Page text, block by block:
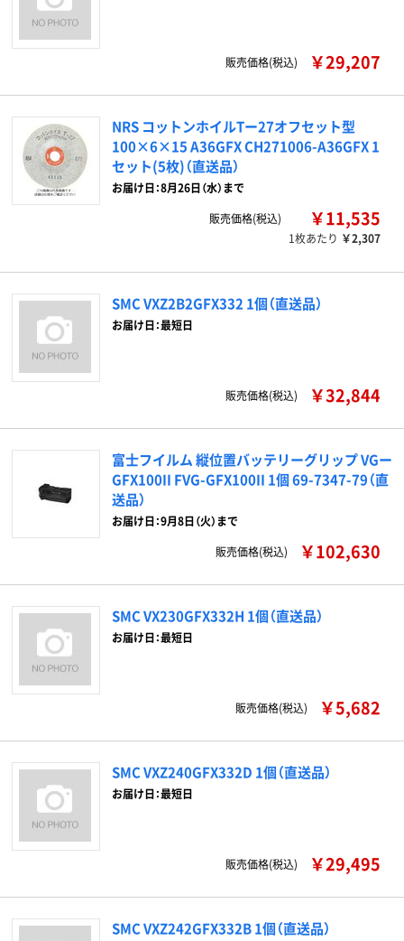
販売価格(税込) ￥29,207
NRS コットンホイルTー27オフセット型
100×6×15 A36GFX CH271006-A36GFX 1
セット(5枚)（直送品）
お届け日：8月26日（水）まで
販売価格(税込)
￥11,535
1枚あたり ￥2,307
SMC VXZ2B2GFX332 1個（直送品）
お届け日：最短日
販売価格(税込) ￥32,844
富士フイルム 縦位置バッテリーグリップ VGー
GFX100II FVG-GFX100II 1個 69-7347-79（直
送品）
お届け日：9月8日（火）まで
販売価格(税込)
￥102,630
SMC VX230GFX332H 1個（直送品）
お届け日：最短日
販売価格(税込) ￥5,682
SMC VXZ240GFX332D 1個（直送品）
お届け日：最短日
販売価格(税込) ￥29,495
SMC VXZ242GFX332B 1個（直送品）